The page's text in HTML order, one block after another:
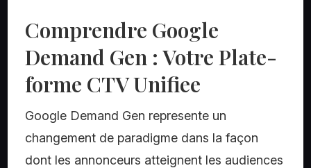
Comprendre Google
Demand Gen : Votre Plate-
forme CTV Unifiee
Google Demand Gen represente un
changement de paradigme dans la façon
dont les annonceurs atteignent les audiences